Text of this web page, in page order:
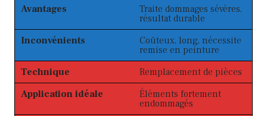
Avantages
Traite dommages sévères,
résultat durable
Inconvénients
Coûteux, long, nécessite
remise en peinture
Technique
Remplacement de pièces
Application idéale
Éléments fortement
endommagés